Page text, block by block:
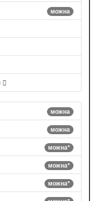
можна
можна
можна
можна*
можна*
можна*